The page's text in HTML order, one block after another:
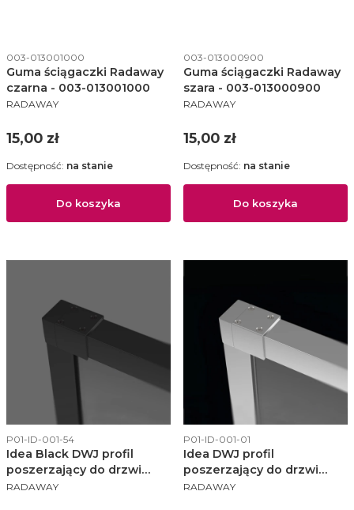
Kod produktu
003-013001000
Guma ściągaczki Radaway
czarna - 003-013001000
PRODUCENT
RADAWAY
Cena
15,00 zł
Do koszyka
Dostępność: na stanie
Kod produktu
003-013000900
Guma ściągaczki Radaway
szara - 003-013000900
PRODUCENT
RADAWAY
Cena
15,00 zł
Do koszyka
Dostępność: na stanie
Kod produktu
P01-ID-001-54
Idea Black DWJ profil
poszerzający do drzwi
wnękowych +20 mm - P01-
PRODUCENT
RADAWAY
Kod produktu
P01-ID-001-01
Idea DWJ profil
poszerzający do drzwi
wnękowych +20 mm - P01-
PRODUCENT
RADAWAY